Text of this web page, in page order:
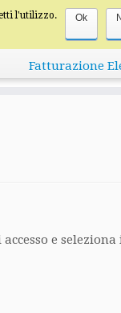
Fatturazione
e
l'utilizzo. Ok